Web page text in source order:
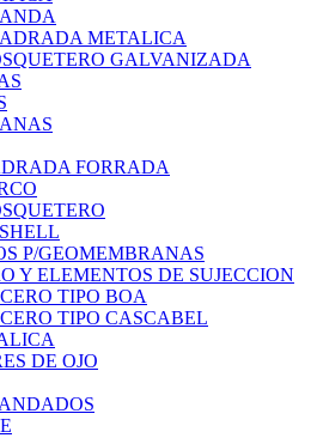
METALICA
GALVANIZADA
FORRADA
P/GEOMEMBRANAS
Y ELEMENTOS DE SUJECCION
TIPO BOA
TIPO CASCABEL
DE OJO